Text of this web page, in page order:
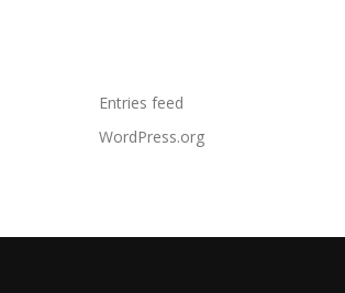
Entries feed
WordPress.org